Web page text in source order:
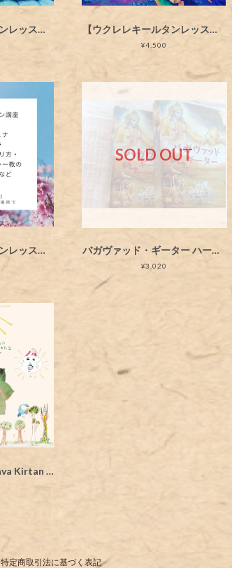
【ウクレレキールタンレッスン動画】歌詞とコード付き・"I Choose to Live in Love(Laximi Mantra)" 【ウクレレキールタンレッスン動画】歌詞コード付き・朝のお祈りのうた 'vibhavari Sesa' を唄おう
¥4,500
【ウクレレキールタンレッスン動画】Hare Krsna Maha Mantra
SOLD OUT
バガヴァッド・ギーター ハードカバー
¥3,020
キールタンCD Kairava Kirtan vol.2. ーお祈りのうたー
特定商取引法に基づく表記